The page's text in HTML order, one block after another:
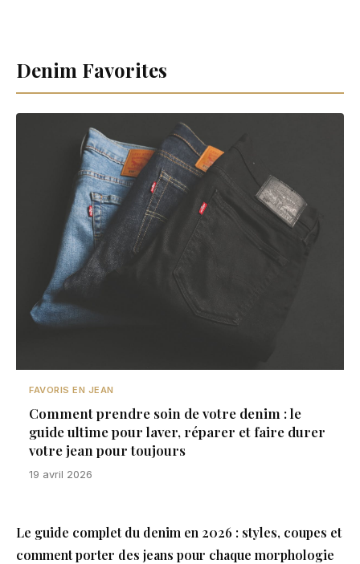
Denim Favorites
FAVORIS EN JEAN
Comment prendre soin de votre denim : le
guide ultime pour laver, réparer et faire durer
votre jean pour toujours
19 avril 2026
Le guide complet du denim en 2026 : styles, coupes et
comment porter des jeans pour chaque morphologie